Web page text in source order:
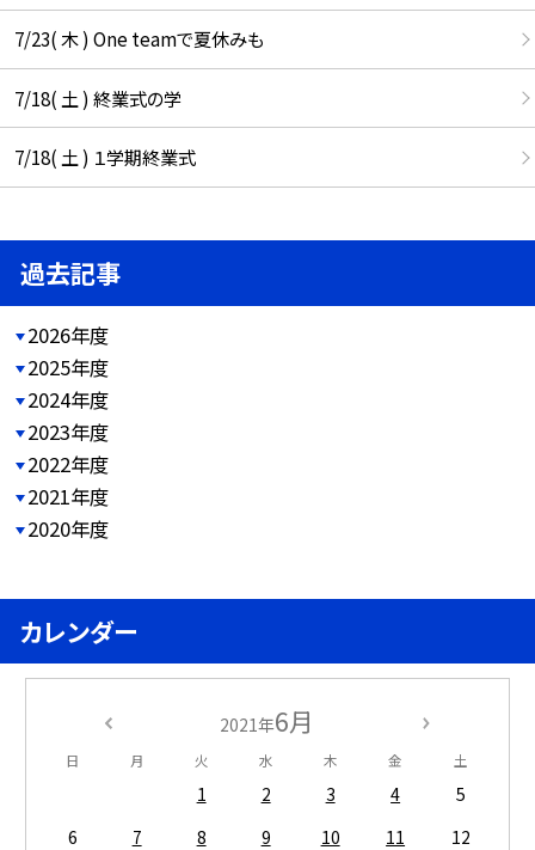
7/23( 木 ) One teamで夏休みも
7/18( 土 ) 終業式の学
7/18( 土 ) １学期終業式
過去記事
2026年度
2025年度
2024年度
2023年度
2022年度
2021年度
2020年度
カレンダー
2021年6月
日 月 火 水 木 金 土
1 2 3 4
5
6
7 8 9 10 11
12